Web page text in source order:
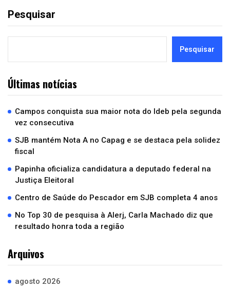
Pesquisar
Pesquisar
Últimas notícias
Campos conquista sua maior nota do Ideb pela segunda
vez consecutiva
SJB mantém Nota A no Capag e se destaca pela solidez
fiscal
Papinha oficializa candidatura a deputado federal na
Justiça Eleitoral
Centro de Saúde do Pescador em SJB completa 4 anos
No Top 30 de pesquisa à Alerj, Carla Machado diz que
resultado honra toda a região
Arquivos
agosto 2026